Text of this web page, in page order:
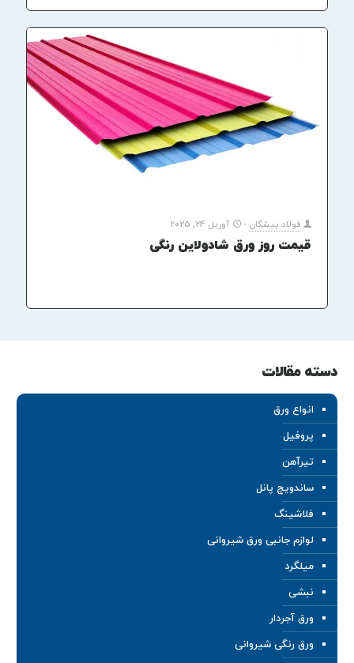
فولاد پیشگان - آوریل 24, 2025
قیمت روز ورق شادولاین رنگی
دسته مقالات
انواع ورق
پروفیل
تیرآهن
ساندویچ پانل
فلاشینگ
لوازم جانبی ورق شیروانی
میلگرد
نبشی
ورق آجردار
ورق رنگی شیروانی